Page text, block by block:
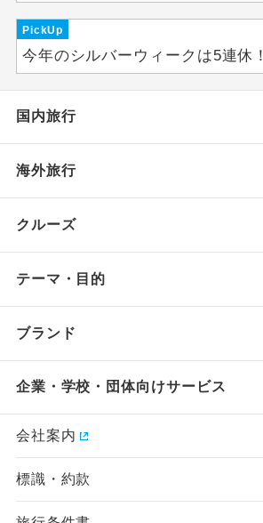
PickUp
今年のシルバーウィークは5連休！
国内旅行
海外旅行
クルーズ
テーマ・目的
ブランド
企業・学校・団体向けサービス
会社案内
標識・約款